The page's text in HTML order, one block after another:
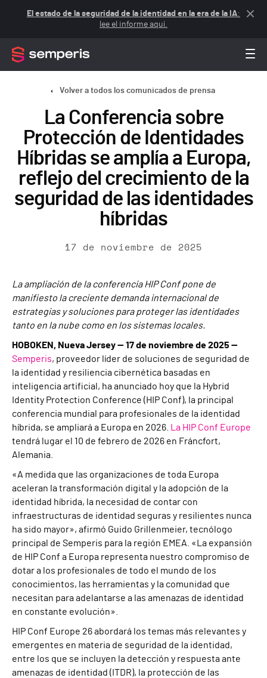
El estado de la seguridad de la identidad en la era de la IA:
lee el informe aquí.
Volver a todos los comunicados de prensa
La Conferencia sobre
Protección de Identidades
Híbridas se amplía a Europa,
reflejo del crecimiento de la
seguridad de las identidades
híbridas
17 de noviembre de 2025
La ampliación de la conferencia HIP Conf pone de
manifiesto la creciente demanda internacional de
estrategias y soluciones para proteger las identidades
tanto en la nube como en los sistemas locales.
HOBOKEN, Nueva Jersey— 17 de noviembre de 2025 —
Semperis, proveedor líder de soluciones de seguridad de
la identidad y resiliencia cibernética basadas en
inteligencia artificial, ha anunciado hoy que la Hybrid
Identity Protection Conference (HIP Conf), la principal
conferencia mundial para profesionales de la identidad
híbrida, se ampliará a Europa en 2026.
La HIP Conf Europe
tendrá lugar el 10 de febrero de 2026 en Fráncfort,
Alemania.
«A medida que las organizaciones de toda Europa
aceleran la transformación digital y la adopción de la
identidad híbrida, la necesidad de contar con
infraestructuras de identidad seguras y resilientes nunca
ha sido mayor», afirmó Guido Grillenmeier, tecnólogo
principal de Semperis para la región EMEA. «La expansión
de HIP Conf a Europa representa nuestro compromiso de
dotar a los profesionales de todo el mundo de los
conocimientos, las herramientas y la comunidad que
necesitan para adelantarse a las amenazas de identidad
en constante evolución».
HIP Conf Europe 26 abordará los temas más relevantes y
emergentes en materia de seguridad de la identidad,
entre los que se incluyen la detección y respuesta ante
amenazas de identidad (ITDR), la protección de las